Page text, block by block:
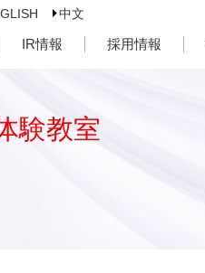
中文
IR情報 採用情報
験教室